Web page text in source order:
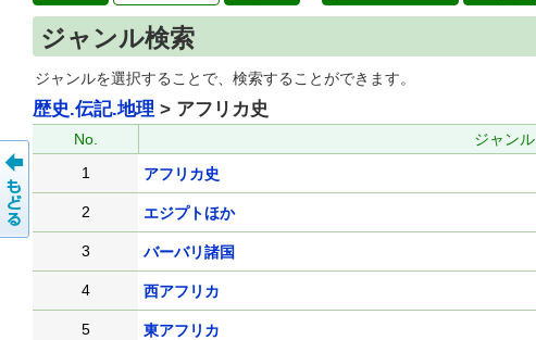
ジャンル検索
ジャンルを選択することで、検索することができます。
歴史.伝記.地理 > アフリカ史
No. ジャンル
1
アフリカ史
2 エジプトほか
3 バーバリ諸国
4 西アフリカ
5 東アフリカ